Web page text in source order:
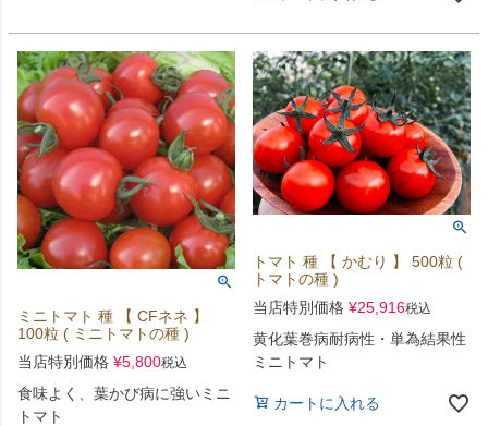
ミニトマト 種 【 CFネネ 】
100粒 ( ミニトマトの種 )
当店特別価格 ¥5,800税込
食味よく、葉かび病に強いミニ
トマト
トマト 種 【 かむり 】 500粒 (
トマトの種 )
当店特別価格 ¥25,916税込
黄化葉巻病耐病性・単為結果性
ミニトマト
カートに入れる